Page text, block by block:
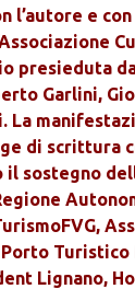
l’autore e
presieduta
Garlini,
La
di scrittura
il sostegno
Turistico
Lignano,